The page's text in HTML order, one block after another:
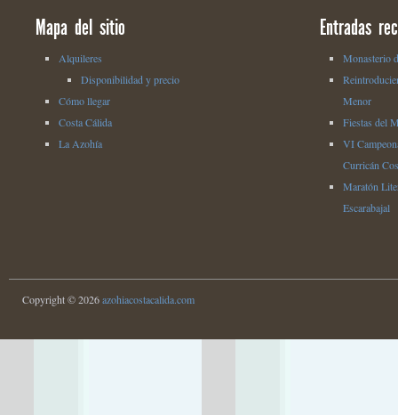
Mapa del sitio
Alquileres
Disponibilidad y precio
Cómo llegar
Costa Cálida
La Azohía
Entradas
Monasterio
Menor
Fiestas del
VI
Curricán
Maratón
Escarabajal
Copyright © 2026azohiacostacalida.com